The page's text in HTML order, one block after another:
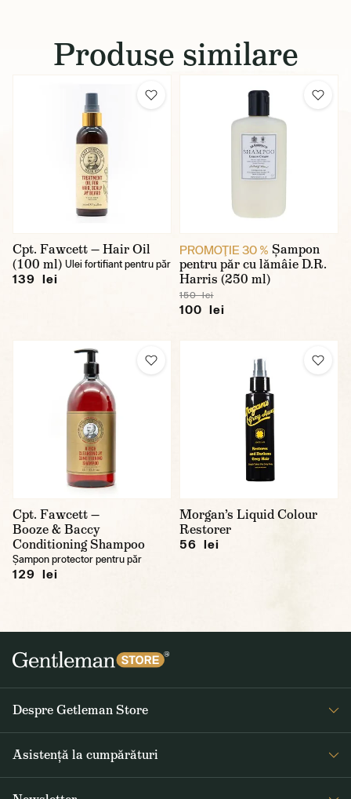
Produse similare
Cpt. Fawcett — Hair Oil
(100 ml) Ulei fortifiant pentru păr
139 lei
PROMOŢIE 30 % Șampon
pentru păr cu lămâie D.R.
Harris (250 ml)
150 lei
100 lei
Cpt. Fawcett —
Booze & Baccy
Conditioning Shampoo
Șampon protector pentru păr
129 lei
Morgan’s Liquid Colour
Restorer
56 lei
Despre Getleman Store
Asistență la cumpărături